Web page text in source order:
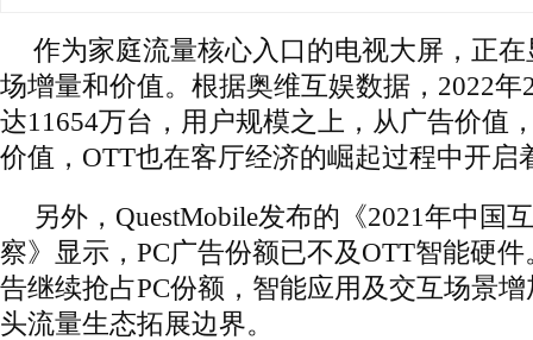
作为家庭流量核心入口的电视大屏，正
场增量和价值。根据奥维互娱数据，2022年
达11654万台，用户规模之上，从广告价值
价值，OTT也在客厅经济的崛起过程中开启
另外，QuestMobile发布的《2021年中国
察》显示，PC广告份额已不及OTT智能硬
告继续抢占PC份额，智能应用及交互场景
头流量生态拓展边界。